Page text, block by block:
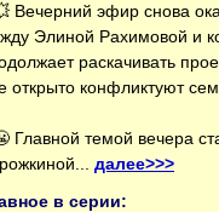
Вечерний эфир снова
Элиной Рахимовой и
раскачивать
открыто конфликтуют
Главной темой вечера
далее>>>
в серии: